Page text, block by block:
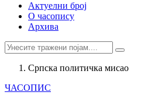
Актуелни број
О часопису
Архива
Српска политичка мисао
ЧАСОПИС